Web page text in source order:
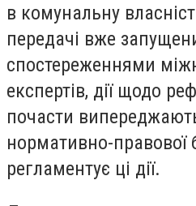
в комунальну
передачі вже
спостереженнями
експертів, дії щодо
почасти
нормативно-правової
регламентує ці дії.